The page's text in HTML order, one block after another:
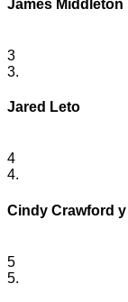
James Middleton
3
3.
Jared Leto
4
4.
Cindy Crawford
5
5.